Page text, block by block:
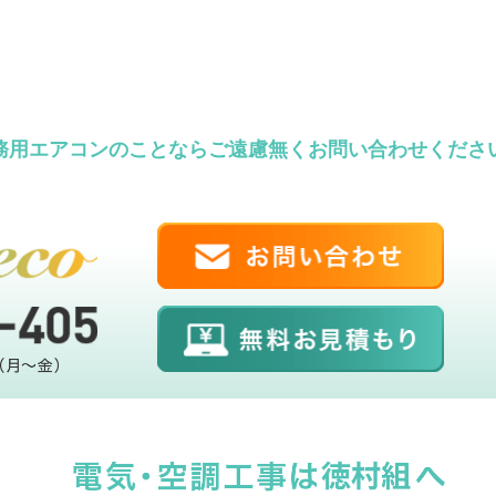
用エアコンのことならご遠慮無くお問い合わせくださ